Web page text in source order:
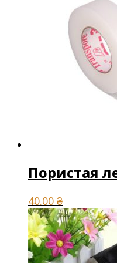
Пористая
40.00 ₴